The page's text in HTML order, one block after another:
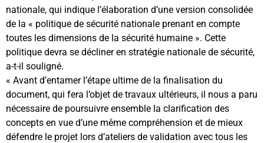
nationale, qui indique l’élaboration d’une version consolidée
de la « politique de sécurité nationale prenant en compte
toutes les dimensions de la sécurité humaine ». Cette
politique devra se décliner en stratégie nationale de sécurité,
a-t-il souligné.
« Avant d’entamer l’étape ultime de la finalisation du
document, qui fera l’objet de travaux ultérieurs, il nous a paru
nécessaire de poursuivre ensemble la clarification des
concepts en vue d’une même compréhension et de mieux
défendre le projet lors d’ateliers de validation avec tous les